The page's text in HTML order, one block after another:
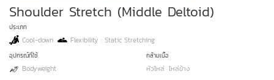
Shoulder Stretch (Middle Deltoid)
ประเภท
Cool-down Flexibility : Static Stretching
อุปกรณ์ที่ใช้
Bodyweight
กล้ามเนื้อ
หัวไหล่ ไหล่ข้าง